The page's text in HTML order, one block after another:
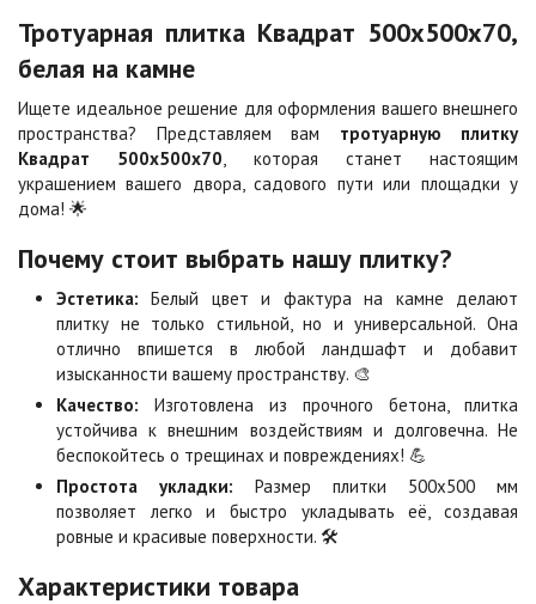
Цена по запросу Цена по запросу
Каир
Цена по запросу
Кармен
Цена по запросу
Коричневая
Цена по запросу
Красная
Цена по запросу
Листопад
Цена по запросу
Меланж
Цена по запросу
Мокко
Тротуарная плитка Квадрат 500х500х70,
белая на камне
Ищете идеальное решение для оформления вашего внешнего
пространства? Представляем вам тротуарную плитку
Квадрат 500х500х70 , которая станет настоящим
украшением вашего двора, садового пути или площадки у
дома! 🌟
Почему стоит выбрать нашу плитку?
Эстетика: Белый цвет и фактура на камне делают
плитку не только стильной, но и универсальной. Она
отлично впишется в любой ландшафт и добавит
изысканности вашему пространству. 🎨
Качество: Изготовлена из прочного бетона, плитка
устойчива к внешним воздействиям и долговечна. Не
беспокойтесь о трещинах и повреждениях! 💪
Простота укладки: Размер плитки 500х500 мм
позволяет легко и быстро укладывать её, создавая
ровные и красивые поверхности. 🛠️
Характеристики товара